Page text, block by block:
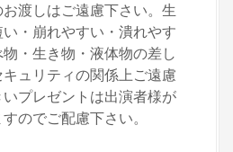
渡しはご遠慮下さい。生
・崩れやすい・潰れやす
・生き物・液体物の差し
ュリティの関係上ご遠慮
プレゼントは出演者様が
のでご配慮下さい。